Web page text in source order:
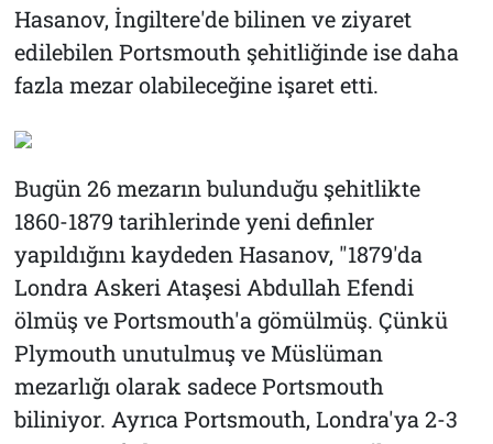
Hasanov, İngiltere'de bilinen ve ziyaret
edilebilen Portsmouth şehitliğinde ise daha
fazla mezar olabileceğine işaret etti.
Bugün 26 mezarın bulunduğu şehitlikte
1860-1879 tarihlerinde yeni definler
yapıldığını kaydeden Hasanov, "1879'da
Londra Askeri Ataşesi Abdullah Efendi
ölmüş ve Portsmouth'a gömülmüş. Çünkü
Plymouth unutulmuş ve Müslüman
mezarlığı olarak sadece Portsmouth
biliniyor. Ayrıca Portsmouth, Londra'ya 2-3